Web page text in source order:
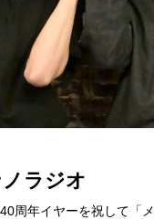
ラジオ
周年イヤーを祝して「